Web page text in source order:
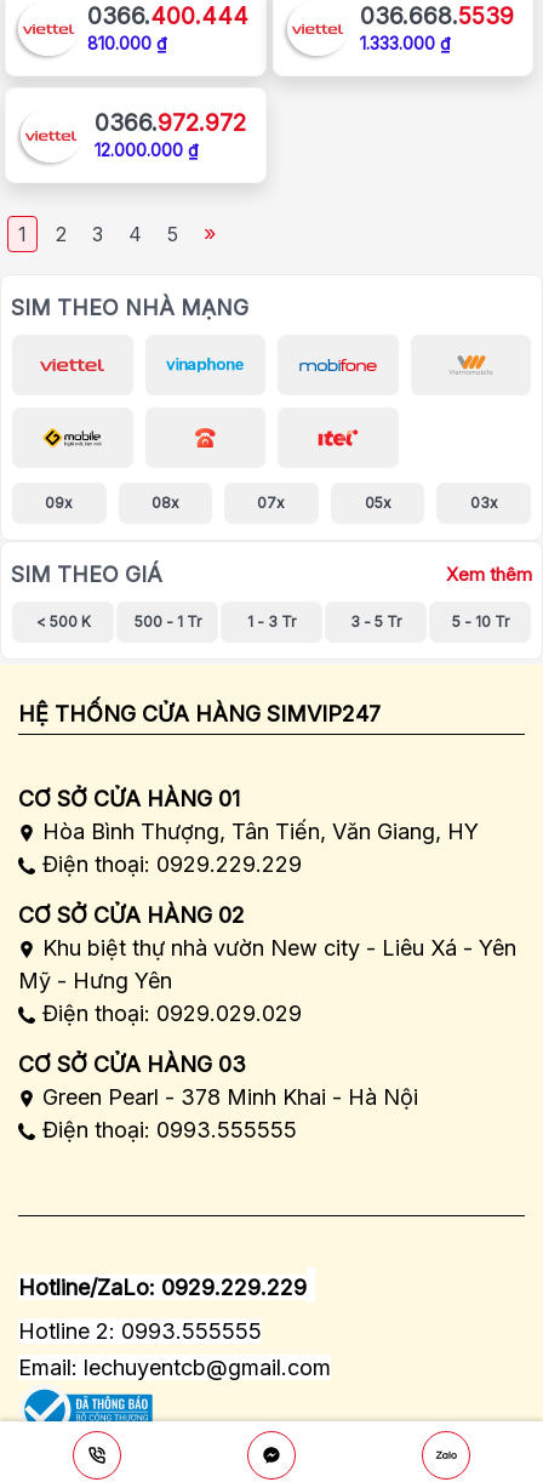
0366.400.444
810.000 ₫
036.668.5539
1.333.000 ₫
0366.972.972
12.000.000 ₫
1 2 3 4 5 »
SIM THEO NHÀ MẠNG
09x 08x 07x 05x 03x
SIM THEO GIÁ Xem thêm
< 500 K 500 - 1 Tr 1 - 3 Tr 3 - 5 Tr 5 - 10 Tr
HỆ THỐNG CỬA HÀNG SIMVIP247
CƠ SỞ CỬA HÀNG 01
Hòa Bình Thượng, Tân Tiến, Văn Giang, HY
Điện thoại: 0929.229.229
CƠ SỞ CỬA HÀNG 02
Khu biệt thự nhà vườn New city - Liêu Xá - Yên
Mỹ - Hưng Yên
Điện thoại: 0929.029.029
CƠ SỞ CỬA HÀNG 03
Green Pearl - 378 Minh Khai - Hà Nội
Điện thoại: 0993.555555
Hotline/ZaLo: 0929.229.229
Hotline 2: 0993.555555
Email: lechuyentcb@gmail.com